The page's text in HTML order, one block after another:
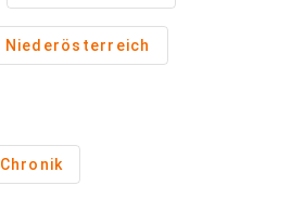
Niederösterreich
Chronik